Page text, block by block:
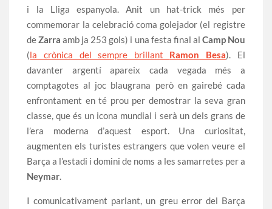
i la Lliga espanyola. Anit un hat-trick més per
commemorar la celebració coma golejador (el registre
deZarra amb ja 253 gols) i una festa final al Camp Nou
(la crònica del sempre brillant Ramon Besa). El
davanter argentí apareix cada vegada més a
comptagotes al joc blaugrana però en gairebé cada
enfrontament en té prou per demostrar la seva gran
classe, que és un icona mundial i serà un dels grans de
l’era moderna d’aquest esport. Una curiositat,
augmenten els turistes estrangers que volen veure el
Barça a l’estadi i domini de noms a les samarretes per a
Neymar.
I comunicativament parlant, un greu error del Barça